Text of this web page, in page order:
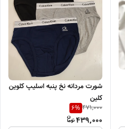
شورت مردانه نخ پنبه اسلیپ کلوین
کلین
471,000
6%
439,000